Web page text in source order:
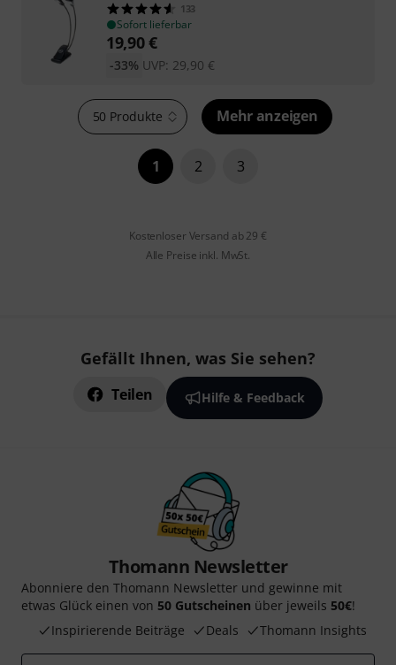
133
Sofort lieferbar
19,90€
UVP: 29,90 €
-33%
50 Produkte Mehr anzeigen
1 2 3
Kostenloser Versand ab 29 €
Alle Preise inkl. MwSt.
Gefällt Ihnen, was Sie sehen?
Teilen Hilfe & Feedback
Thomann Newsletter
Abonniere den Thomann Newsletter und gewinne mit
etwas Glück einen von 50 Gutscheinen über jeweils 50€!
Inspirierende Beiträge
Deals Thomann Insights